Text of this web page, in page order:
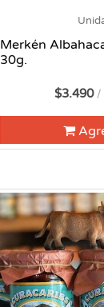
Merkén
30g.
$3.490 /